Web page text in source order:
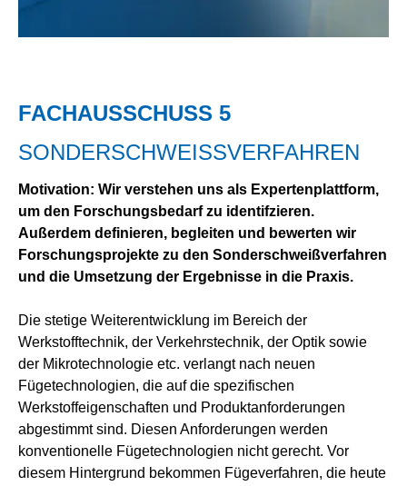
FACHAUSSCHUSS 5
SONDERSCHWEISSVERFAHREN
Motivation: Wir verstehen uns als Expertenplattform,
um den Forschungsbedarf zu identifzieren.
Außerdem definieren, begleiten und bewerten wir
Forschungsprojekte zu den Sonderschweißverfahren
und die Umsetzung der Ergebnisse in die Praxis.
Die stetige Weiterentwicklung im Bereich der
Werkstofftechnik, der Verkehrstechnik, der Optik sowie
der Mikrotechnologie etc. verlangt nach neuen
Fügetechnologien, die auf die spezifischen
Werkstoffeigenschaften und Produktanforderungen
abgestimmt sind. Diesen Anforderungen werden
konventionelle Fügetechnologien nicht gerecht. Vor
diesem Hintergrund bekommen Fügeverfahren, die heute